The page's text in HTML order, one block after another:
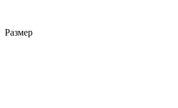
Размер